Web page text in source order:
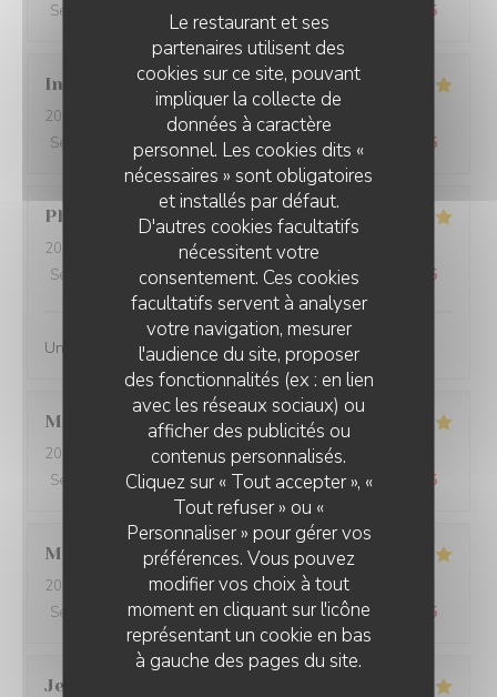
Le restaurant et ses
partenaires utilisent des
cookies sur ce site, pouvant
impliquer la collecte de
données à caractère
personnel. Les cookies dits «
nécessaires » sont obligatoires
et installés par défaut.
D'autres cookies facultatifs
nécessitent votre
consentement. Ces cookies
facultatifs servent à analyser
votre navigation, mesurer
l'audience du site, proposer
des fonctionnalités (ex : en lien
avec les réseaux sociaux) ou
afficher des publicités ou
contenus personnalisés.
Cliquez sur « Tout accepter », «
Tout refuser » ou «
Personnaliser » pour gérer vos
préférences. Vous pouvez
modifier vos choix à tout
moment en cliquant sur l'icône
représentant un cookie en bas
à gauche des pages du site.
Service
Ambiance /5 Cuisine /5
Ines
2026-07-26
- 20:00 - Couverts 11
Service
Ambiance: 5 /5 Cuisine: 5/5 Qualité / Prix /5
Philippe
2026-07-27
- 12:00 - Couverts 3
Service
Ambiance:4/5 Cuisine: 5/5 Qualité / Prix /5
Une simplicite de quslite
Manuel
2026-07-22
- 12:15 - Couverts 2
Service
/5 Ambiance:4 /5 Cuisine:4/5 Qualité / Prix /5
Mathilde
2026-07-13
- 20:00 - Couverts 3
Service
/5 Ambiance :5 /5 Cuisine: 5/5 Qualité / Prix /5
Jean-Louis